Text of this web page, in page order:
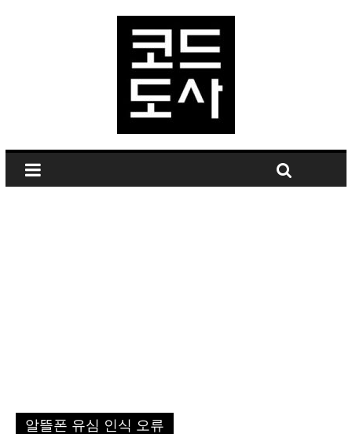
알뜰폰 유심 인식 오류